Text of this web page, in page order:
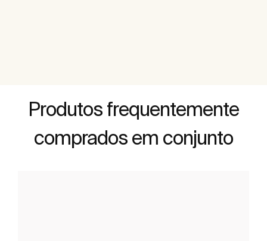
Produtos frequentemente
comprados em conjunto